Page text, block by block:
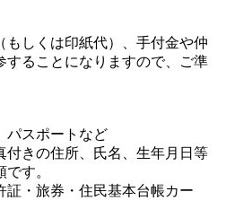
もしくは印紙代）、手付金や仲
することになりますので、ご準
パスポートなど
きの住所、氏名、生年月日等
す。
証・旅券・住民基本台帳カー